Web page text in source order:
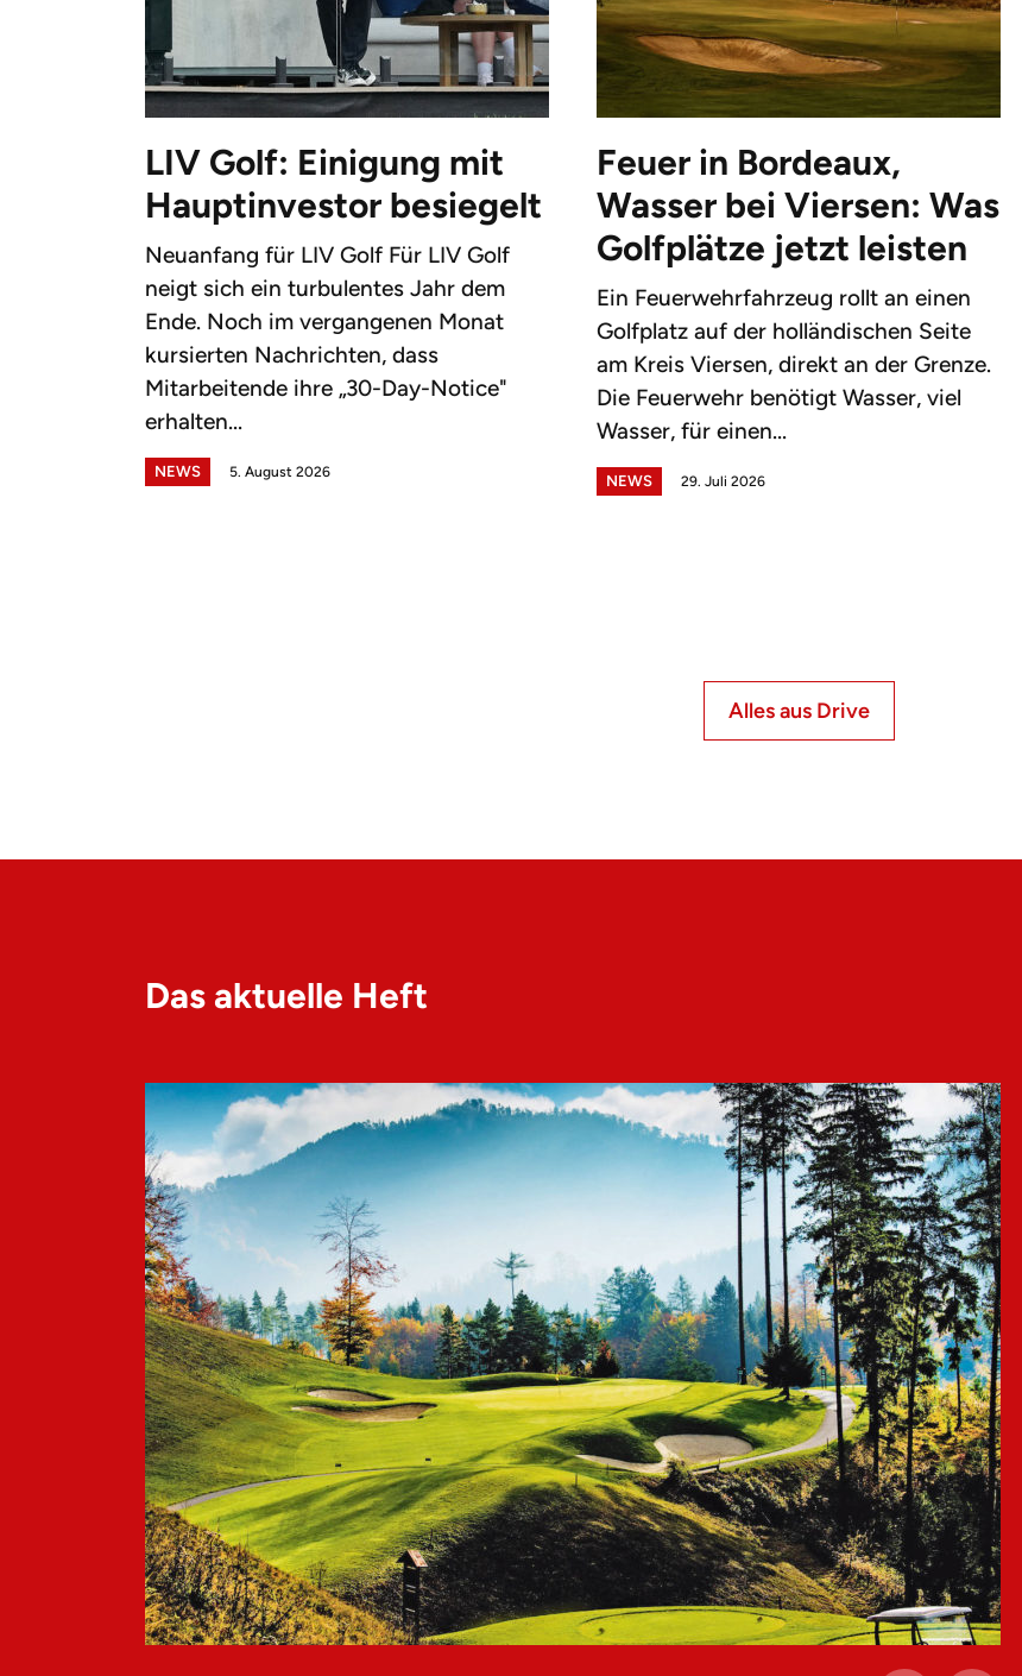
LIV Golf: Einigung mit
Hauptinvestor besiegelt
Neuanfang für LIV Golf Für LIV Golf
neigt sich ein turbulentes Jahr dem
Ende. Noch im vergangenen Monat
kursierten Nachrichten, dass
Mitarbeitende ihre „30-Day-Notice"
erhalten...
NEWS 5. August 2026
Feuer in Bordeaux,
Wasser bei Viersen: Was
Golfplätze jetzt leisten
Ein Feuerwehrfahrzeug rollt an einen
Golfplatz auf der holländischen Seite
am Kreis Viersen, direkt an der Grenze.
Die Feuerwehr benötigt Wasser, viel
Wasser, für einen...
NEWS 29. Juli 2026
Alles aus Drive
Das aktuelle Heft